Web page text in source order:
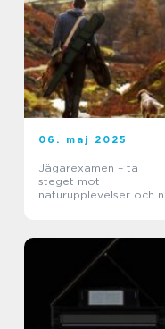
06. maj 2025
Jägarexamen – ta
steget mot
naturupplevelser och ny